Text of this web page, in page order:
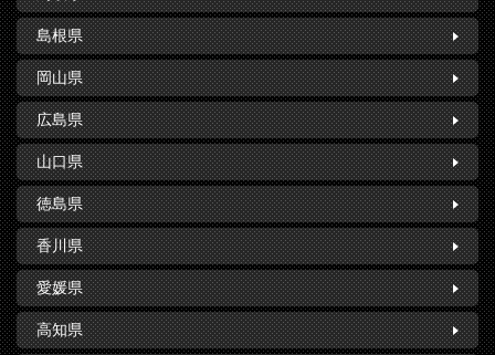
島根県
岡山県
広島県
山口県
徳島県
香川県
愛媛県
高知県